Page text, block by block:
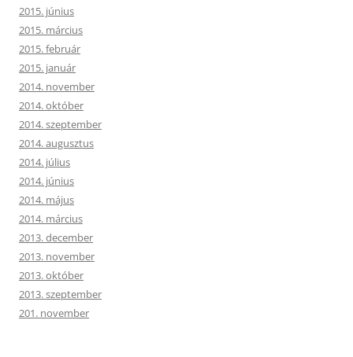
2015. június
2015. március
2015. február
2015. január
2014. november
2014. október
2014. szeptember
2014. augusztus
2014. július
2014. június
2014. május
2014. március
2013. december
2013. november
2013. október
2013. szeptember
201. november